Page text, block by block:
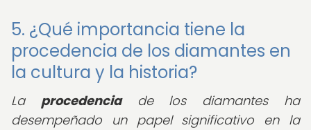
5. ¿Qué importancia tiene la
procedencia de los diamantes en
la cultura y la historia?
La procedenciade los diamantes ha
desempeñado un papel significativo en la